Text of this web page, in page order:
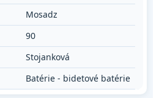
Mosadz
90
Stojanková
Batérie - bidetové batérie